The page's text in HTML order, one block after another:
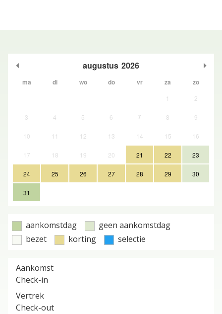
augustus 2026
ma di wo do vr za zo
1 2
3 4 5 6 7 8 9
10 11 12 13 14 15 16
17 18 19 20 21 22 23
24 25 26 27 28 29 30
31
aankomstdag
geen aankomstdag
bezet
korting selectie
Aankomst
Check-in
Vertrek
Check-out